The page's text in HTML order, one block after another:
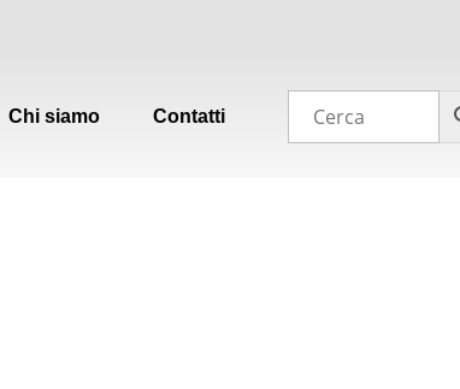
Chi siamo Contatti